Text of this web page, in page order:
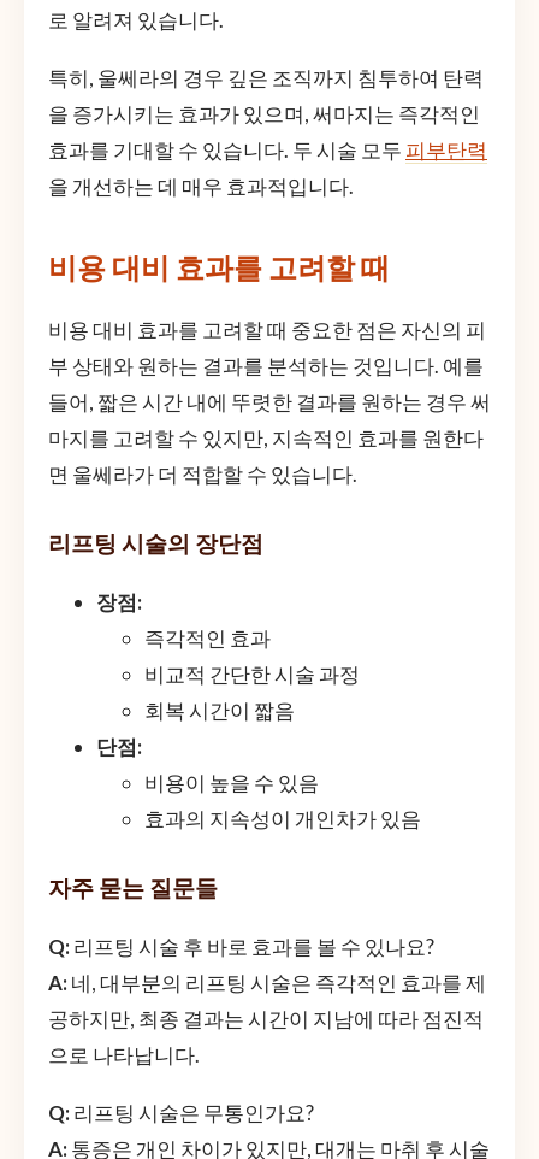
로 알려져 있습니다.
특히, 울쎄라의 경우 깊은 조직까지 침투하여 탄력
을 증가시키는 효과가 있으며, 써마지는 즉각적인
효과를 기대할 수 있습니다. 두 시술 모두 피부탄력
을 개선하는 데 매우 효과적입니다.
비용 대비 효과를 고려할 때
비용 대비 효과를 고려할 때 중요한 점은 자신의 피
부 상태와 원하는 결과를 분석하는 것입니다. 예를
들어, 짧은 시간 내에 뚜렷한 결과를 원하는 경우 써
마지를 고려할 수 있지만, 지속적인 효과를 원한다
면 울쎄라가 더 적합할 수 있습니다.
리프팅 시술의 장단점
장점:
즉각적인 효과
비교적 간단한 시술 과정
회복 시간이 짧음
단점:
비용이 높을 수 있음
효과의 지속성이 개인차가 있음
자주 묻는 질문들
Q: 리프팅 시술 후 바로 효과를 볼 수 있나요?
A: 네, 대부분의 리프팅 시술은 즉각적인 효과를 제
공하지만, 최종 결과는 시간이 지남에 따라 점진적
으로 나타납니다.
Q: 리프팅 시술은 무통인가요?
A: 통증은 개인 차이가 있지만, 대개는 마취 후 시술